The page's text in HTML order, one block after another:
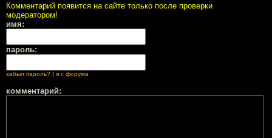
Комментарий появится на сайте только после проверки
модератором!
имя:
пароль:
забыл пароль? я с форума
комментарий: